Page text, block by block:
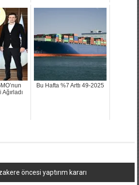
Bu Hafta %7 Arttı 49-2025
öncesi yaptırım kararı